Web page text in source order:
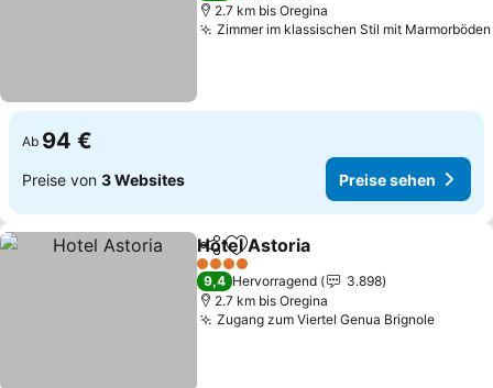
2.7 km bis Oregina
Zimmer im klassischen Stil mit Marmorböden
Ab 94 €
Preise von 3 Websites Preise sehen
TeilenZu Favoriten hinzufügen
Hotel Astoria
4 Sterne
9,4 Hervorragend
3.898
2.7 km bis Oregina
Zugang zum Viertel Genua BrignolePreise